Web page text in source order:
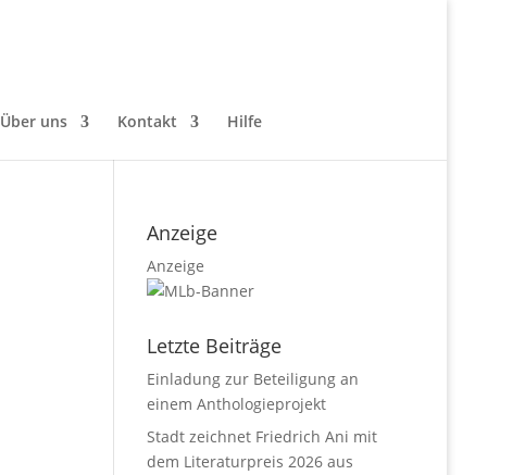
Über uns Kontakt Hilfe
Anzeige
Anzeige
Letzte Beiträge
Einladung zur Beteiligung an
einem Anthologieprojekt
Stadt zeichnet Friedrich Ani mit
dem Literaturpreis 2026 aus